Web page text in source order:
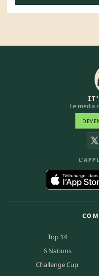
Le média
X
Top 14
6 Nations
Challenge Cup